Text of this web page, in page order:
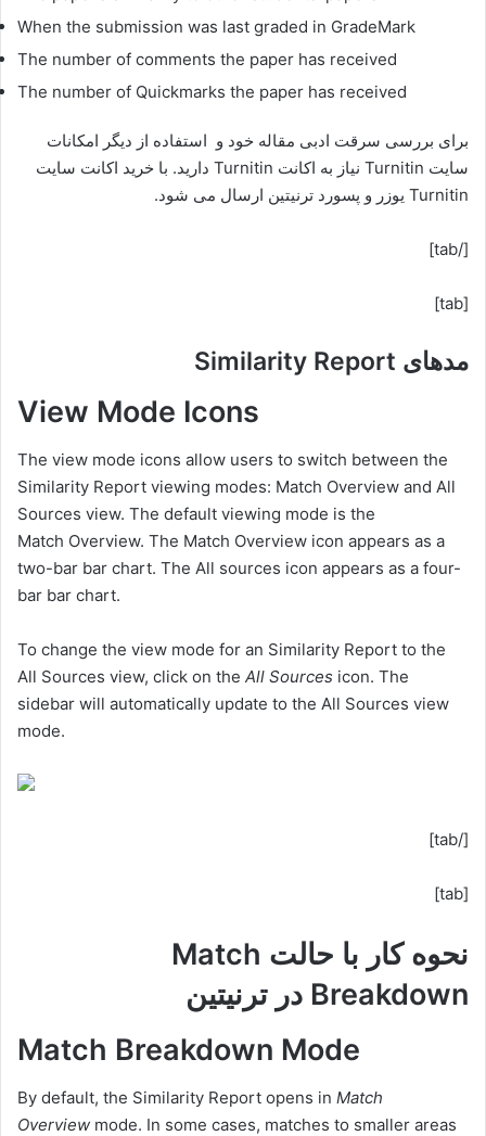
When the submission was last graded in GradeMark
The number of comments the paper has received
The number of Quickmarks the paper has received
برای بررسی سرقت ادبی مقاله خود و استفاده از دیگر امکانات
سایت Turnitin نیاز به اکانت Turnitin دارید. با خرید اکانت سایت
Turnitin یوزر و پسورد ترنیتین ارسال می شود.
[/tab]
[tab]
مدهای Similarity Report
View Mode Icons
The view mode icons allow users to switch between the
Similarity Report viewing modes: Match Overview and All
Sources view. The default viewing mode is the
Match Overview. The Match Overview icon appears as a
two-bar bar chart. The All sources icon appears as a four-
bar bar chart.
To change the view mode for an Similarity Report to the
All Sources view, click on the All Sources icon. The
sidebar will automatically update to the All Sources view
mode.
[/tab]
[tab]
نحوه کار با حالت Match
Breakdown در ترنیتین
Match Breakdown Mode
By default, the Similarity Report opens in Match
Overview mode. In some cases, matches to smaller areas